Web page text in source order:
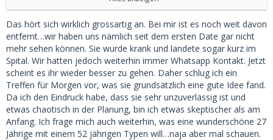
Unterbrechungen) bei mir und wir sind gestern grad aus
Kroatien zurück gekommen (ne Woche).
Verwunderungsphase weil es einfach perfekt passt...fast
schon zu gut. Beide wollen wir eher wirklich
Beziehung....Sugar fliesst also keiner.
Ja es kann funzen
Das hört sich wirklich grossartig an. Bei mir ist es noch weit davon
entfernt…wir haben uns nämlich seit dem ersten Date gar nicht
mehr sehen können. Sie wurde krank und landete sogar kurz im
Spital. Wir hatten jedoch weiterhin immer Whatsapp Kontakt. Jetzt
scheint es ihr wieder besser zu gehen. Daher schlug ich ein
Treffen für Morgen vor, was sie grundsätzlich eine gute Idee fand.
Da ich den Eindruck habe, dass sie sehr unzuverlässig ist und
etwas chaotisch in der Planung, bin ich etwas skeptischer als am
Anfang. Ich frage mich auch weiterhin, was eine wunderschöne 27
Jährige mit einem 52 jährigen Typen will…naja aber mal schauen.